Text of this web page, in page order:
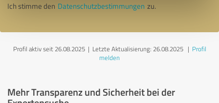
Ich stimme den Datenschutzbestimmungen zu.
Profil aktiv seit 26.08.2025 | Letzte Aktualisierung: 26.08.2025| Profil
melden
Mehr Transparenz und Sicherheit bei der